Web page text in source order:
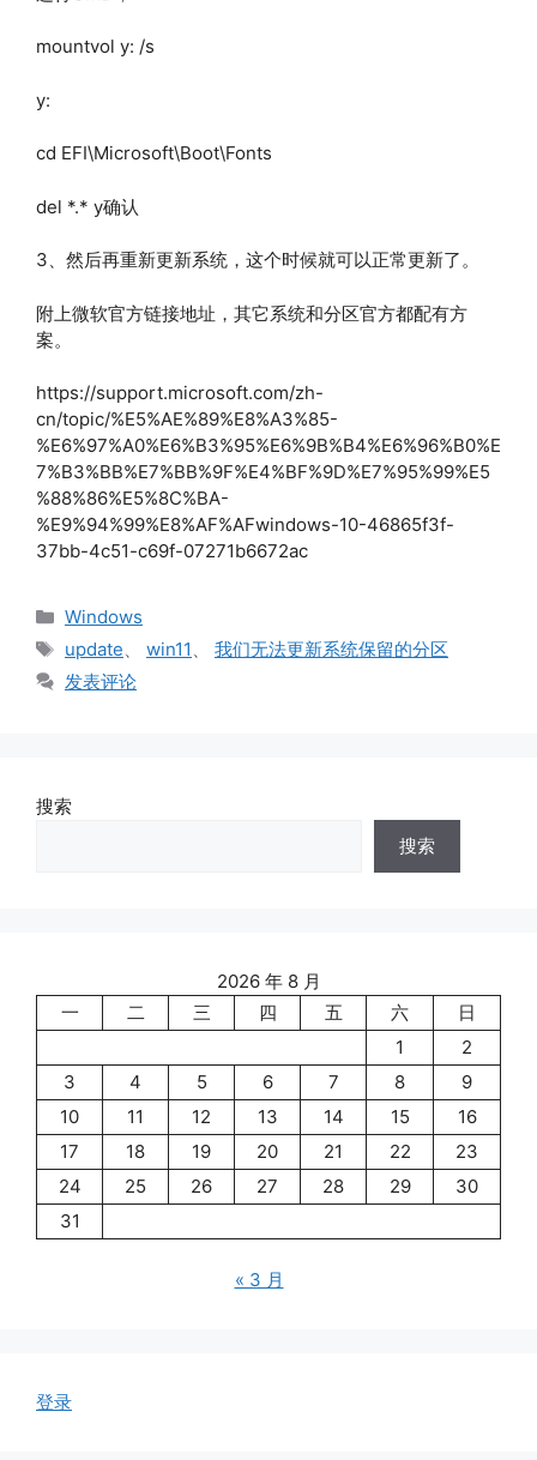
mountvol y: /s
y:
cd EFI\Microsoft\Boot\Fonts
del *.* y确认
3、然后再重新更新系统，这个时候就可以正常更新了。
附上微软官方链接地址，其它系统和分区官方都配有方
案。
https://support.microsoft.com/zh-
cn/topic/%E5%AE%89%E8%A3%85-
%E6%97%A0%E6%B3%95%E6%9B%B4%E6%96%B0%E
7%B3%BB%E7%BB%9F%E4%BF%9D%E7%95%99%E5
%88%86%E5%8C%BA-
%E9%94%99%E8%AF%AFwindows-10-46865f3f-
37bb-4c51-c69f-07271b6672ac
分
Windows
标
签
update、 win11 、 我们无法更新系统保留的分区
发表评论
搜索
搜索
2026 年 8 月
一
二 三 四 五 六
日
1
2
3
4 5 6 7 8
9
10
11 12 13 14 15
16
17
18 19 20 21 22
23
24
25 26 27 28 29
30
31
« 3 月
登录